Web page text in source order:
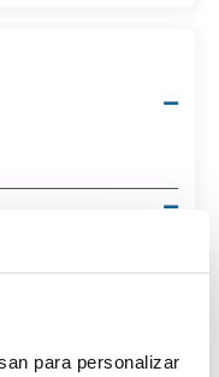
para personalizar